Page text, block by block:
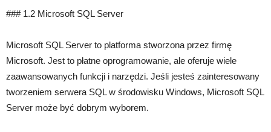
### 1.2 Microsoft SQL Server
Microsoft SQL Server to platforma stworzona przez firmę
Microsoft. Jest to płatne oprogramowanie, ale oferuje wiele
zaawansowanych funkcji i narzędzi. Jeśli jesteś zainteresowany
tworzeniem serwera SQL w środowisku Windows, Microsoft SQL
Server może być dobrym wyborem.